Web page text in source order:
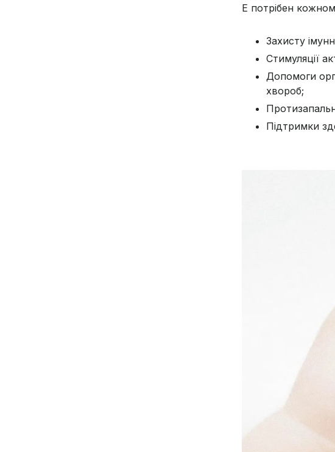
Е потрібен
Захисту
Стимуляції
Допомоги
хвороб;
Підтримки